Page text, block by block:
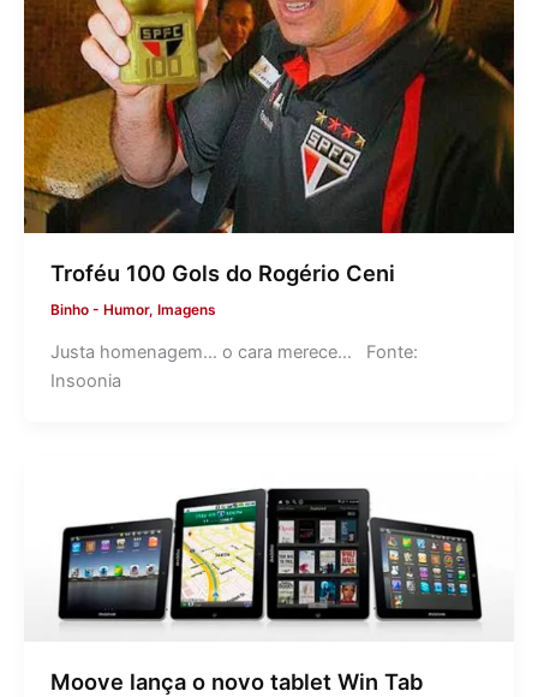
Troféu 100 Gols do Rogério Ceni
Binho - Humor, Imagens
Justa homenagem… o cara merece… Fonte:
Insoonia
Moove lança o novo tablet Win Tab